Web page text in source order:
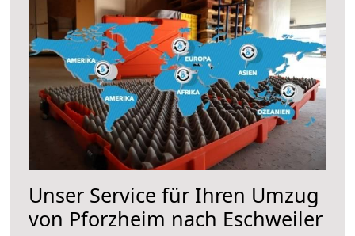
Unser Service für Ihren Umzug
von Pforzheim nach Eschweiler